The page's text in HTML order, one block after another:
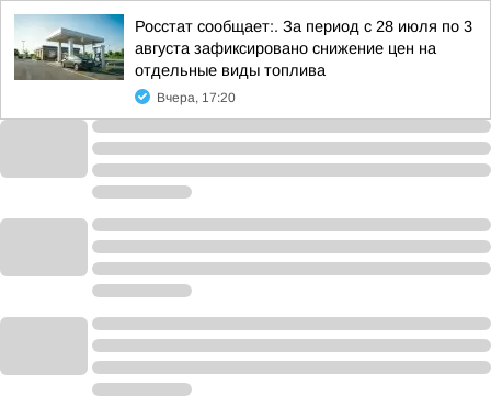
Росстат сообщает:. За период с 28 июля по 3
августа зафиксировано снижение цен на
отдельные виды топлива
Вчера, 17:20